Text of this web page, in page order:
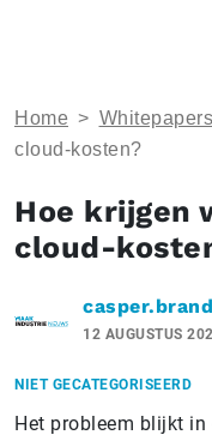
Home > Whitepapers
cloud-kosten?
Hoe krijgen
cloud-
12 AUGUSTUS
NIET GECATEGORISEERD
Het probleem blijkt